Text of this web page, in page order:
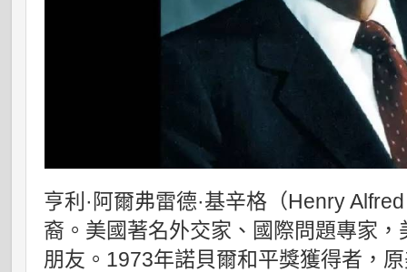
亨利·阿爾弗雷德·基辛格（Henry
裔。美國著名外交家、國際問題專家
朋友。1973年諾貝爾和平獎獲得者，